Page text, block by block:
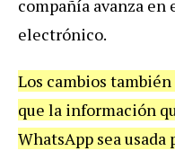
compañía avanza
electrónico.
Los cambios
que la información
WhatsApp sea